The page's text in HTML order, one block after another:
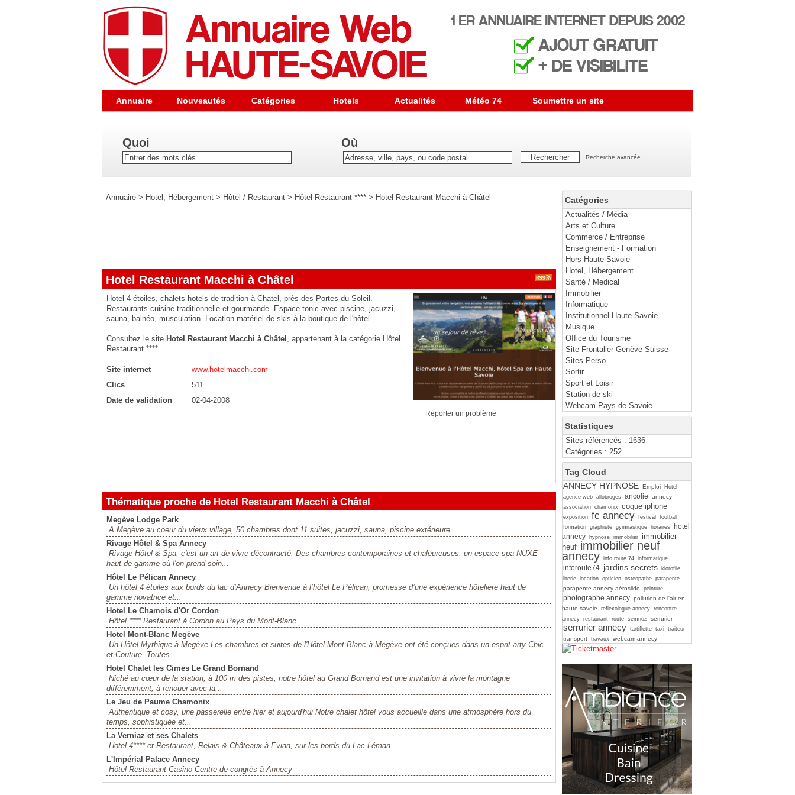
Annuaire Nouveautés Catégories Hotels Actualités Météo 74 Soumettre un site
Quoi Où
Recherche avancée
Catégories
Actualités / Média
Arts et Culture
Commerce / Entreprise
Enseignement - Formation
Hors Haute-Savoie
Hotel, Hébergement
Santé / Medical
Immobilier
Informatique
Institutionnel Haute Savoie
Musique
Office du Tourisme
Site Frontalier Genève Suisse
Sites Perso
Sortir
Sport et Loisir
Station de ski
Webcam Pays de Savoie
Statistiques
Sites référencés : 1636
Catégories : 252
Tag Cloud
ANNECY HYPNOSE Emploi
Hotel
agence web allobroges ancolie annecy
association chamonix coque iphone
exposition fc annecy festival
football
formation graphiste gymnastique horaires
hotel
annecy
hypnose immobilier immobilier
neuf immobilier neuf
annecy info route 74 informatique
inforoute74 jardins secrets
klorofile
literie
location opticien osteopathe parapente
parapente annecy aéroslide peinture
photographe annecy pollution de l'air en
haute savoie
reflexologue annecy rencontre
annecy restaurant route semnoz serrurier
serrurier annecy tartiflette taxi traiteur
transport travaux webcam annecy
Annuaire > Hotel, Hébergement > Hôtel / Restaurant > Hôtel Restaurant **** > Hotel Restaurant Macchi à Châtel
Hotel Restaurant Macchi à Châtel
Hotel 4 étoiles, chalets-hotels de tradition à Chatel, près des Portes du Soleil.
Restaurants cuisine traditionnelle et gourmande. Espace tonic avec piscine, jacuzzi,
sauna, balnéo, musculation. Location matériel de skis à la boutique de l'hôtel.
Consultez le site Hotel Restaurant Macchi à Châtel , appartenant à la catégorie Hôtel
Restaurant ****
Site internet
www.hotelmacchi.com
Clics
511
Date de validation
02-04-2008
Reporter un problème
Thématique proche de Hotel Restaurant Macchi à Châtel
Megève Lodge Park
A Megève au coeur du vieux village, 50 chambres dont 11 suites, jacuzzi, sauna, piscine extérieure.
Rivage Hôtel & Spa Annecy
Rivage Hôtel & Spa, c'est un art de vivre décontracté. Des chambres contemporaines et chaleureuses, un espace spa NUXE
haut de gamme où l'on prend soin...
Hôtel Le Pélican Annecy
Un hôtel 4 étoiles aux bords du lac d’Annecy Bienvenue à l’hôtel Le Pélican, promesse d’une expérience hôtelière haut de
gamme novatrice et...
Hotel Le Chamois d'Or Cordon
Hôtel **** Restaurant à Cordon au Pays du Mont-Blanc
Hotel Mont-Blanc Megève
Un Hôtel Mythique à Megève Les chambres et suites de l'Hôtel Mont-Blanc à Megève ont été conçues dans un esprit arty Chic
et Couture. Toutes...
Hotel Chalet les Cimes Le Grand Bornand
Niché au cœur de la station, à 100 m des pistes, notre hôtel au Grand Bornand est une invitation à vivre la montagne
différemment, à renouer avec la...
Le Jeu de Paume Chamonix
Authentique et cosy, une passerelle entre hier et aujourd'hui Notre chalet hôtel vous accueille dans une atmosphère hors du
temps, sophistiquée et...
La Verniaz et ses Chalets
Hotel 4**** et Restaurant, Relais & Châteaux à Evian, sur les bords du Lac Léman
L'Impérial Palace Annecy
Hôtel Restaurant Casino Centre de congrès à Annecy